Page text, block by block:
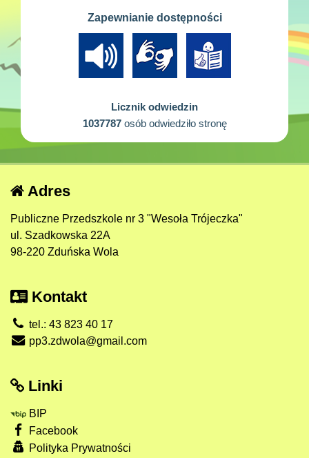
Zapewnianie dostępności
Licznik odwiedzin
1037787osób odwiedziło stronę
Adres
Publiczne Przedszkole nr 3 "Wesoła Trójeczka"
ul. Szadkowska 22A
98-220 Zduńska Wola
Kontakt
tel.: 43 823 40 17
pp3.zdwola@gmail.com
Linki
BIP
Facebook
Polityka Prywatności